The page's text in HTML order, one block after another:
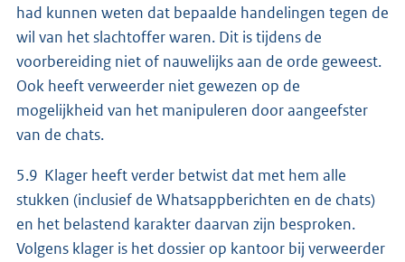
had kunnen weten dat bepaalde handelingen tegen de
wil van het slachtoffer waren. Dit is tijdens de
voorbereiding niet of nauwelijks aan de orde geweest.
Ook heeft verweerder niet gewezen op de
mogelijkheid van het manipuleren door aangeefster
van de chats.
5.9 Klager heeft verder betwist dat met hem alle
stukken (inclusief de Whatsappberichten en de chats)
en het belastend karakter daarvan zijn besproken.
Volgens klager is het dossier op kantoor bij verweerder